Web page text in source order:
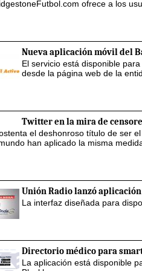
ofrece a los
Nueva aplicación móvil del
El servicio está disponible
desde la página web de la
Twitter en la mira de
el deshonroso título de ser
han aplicado la misma
Unión Radio lanzó
La interfaz diseñada para
Directorio médico para
La aplicación está disponible